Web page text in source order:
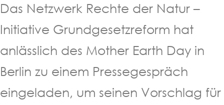
Das Netzwerk Rechte der Natur –
Initiative Grundgesetzreform hat
anlässlich des Mother Earth Day in
Berlin zu einem Pressegespräch
eingeladen, um seinen Vorschlag für